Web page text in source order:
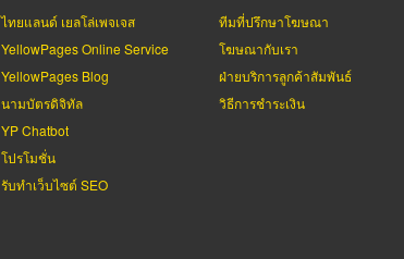
ไทยแลนด์ เยลโล่เพจเจส
YellowPages Online Service
YellowPages Blog
นามบัตรดิจิทัล
YP Chatbot
โปรโมชั่น
รับทำเว็บไซต์ SEO
ทีมที่ปรึกษาโฆษณา
โฆษณากับเรา
ฝ่ายบริการลูกค้าสัมพันธ์
วิธีการชำระเงิน